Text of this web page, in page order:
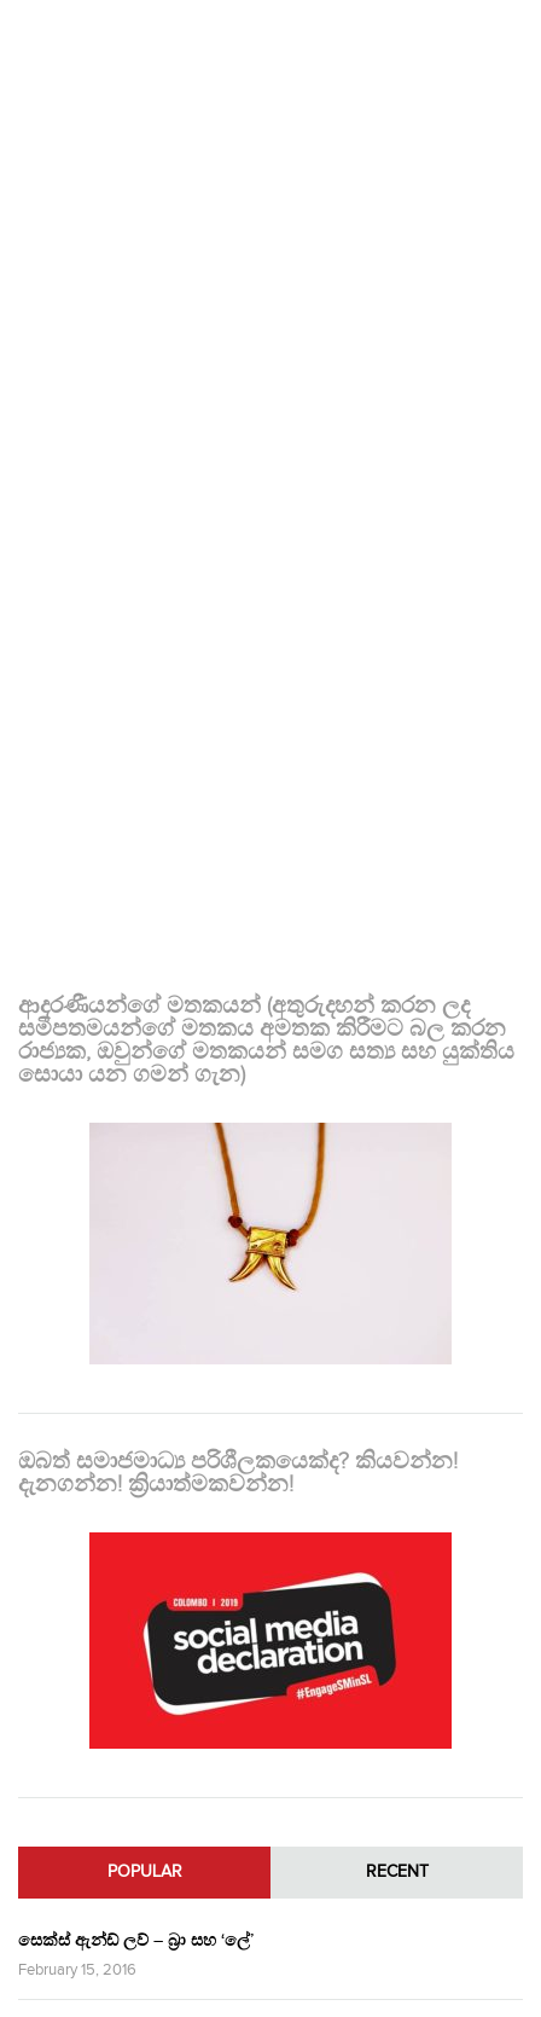
ආදරණීයන්ගේ මතකයන් (අතුරුදහන් කරන ලද
සමීපතමයන්ගේ මතකය අමතක කිරීමට බල කරන
රාජ්‍යක, ඔවුන්ගේ මතකයන් සමග සත්‍ය සහ යුක්තිය
සොයා යන ගමන් ගැන)
ඔබත් සමාජමාධ්‍ය පරිශීලකයෙක්ද? කියවන්න!
දැනගන්න! ක්‍රියාත්මකවන්න!
POPULAR RECENT
සෙක්ස් ඇන්ඩ් ලව් – බ්‍රා සහ ‘ලේ’
February 15, 2016